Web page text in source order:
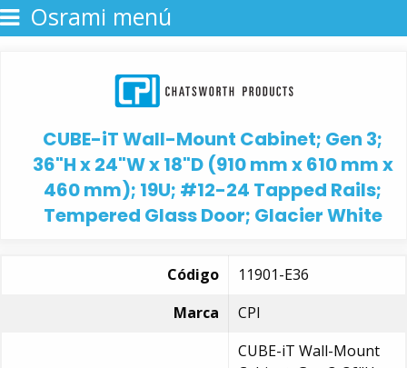
Osrami menú
CUBE-iT Wall-Mount Cabinet; Gen 3;
36"H x 24"W x 18"D (910 mm x 610 mm x
460 mm); 19U; #12-24 Tapped Rails;
Tempered Glass Door; Glacier White
Código
11901-E36
Marca
CPI
CUBE-iT Wall-Mount